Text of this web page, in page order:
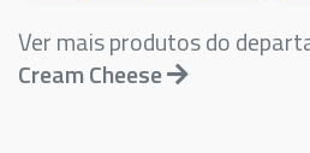
Ver mais produtos do
Cream Cheese